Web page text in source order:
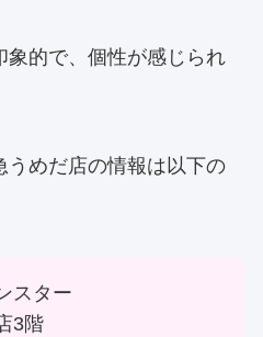
象的で、個性が感じられ
うめだ店の情報は以下の
スター
3階